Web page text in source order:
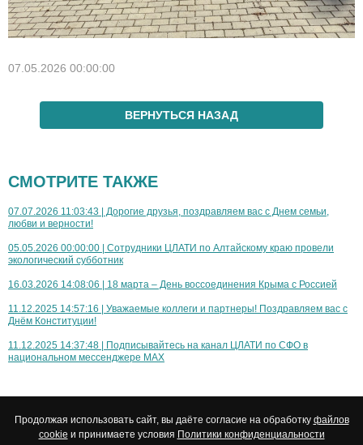
07.05.2026 00:00:00
ВЕРНУТЬСЯ НАЗАД
СМОТРИТЕ ТАКЖЕ
07.07.2026 11:03:43 | Дорогие друзья, поздравляем вас с Днем семьи,
любви и верности!
05.05.2026 00:00:00 | Сотрудники ЦЛАТИ по Алтайскому краю провели
экологический субботник
16.03.2026 14:08:06 | 18 марта – День воссоединения Крыма с Россией
11.12.2025 14:57:16 | Уважаемые коллеги и партнеры! Поздравляем вас с
Днём Конституции!
11.12.2025 14:37:48 | Подписывайтесь на канал ЦЛАТИ по СФО в
национальном мессенджере МАХ
Продолжая использовать сайт, вы даёте согласие на обработку файлов
cookie и принимаете условия Политики конфиденциальности